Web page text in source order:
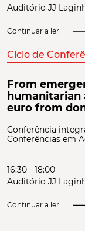
Auditório JJ
Continuar a ler
Ciclo de
From
humanitarian
euro from
Conferência
Conferências em
16:30 - 18:00
Auditório JJ
Continuar a ler